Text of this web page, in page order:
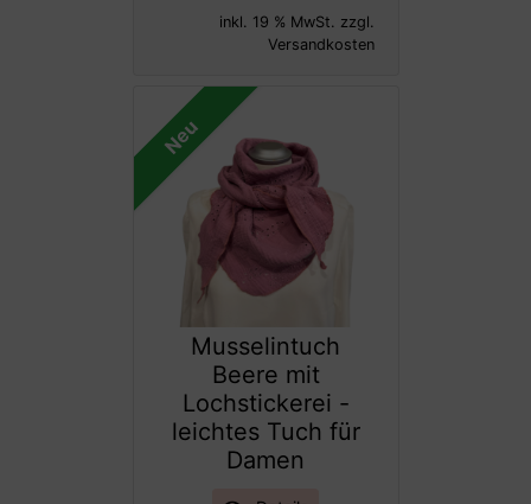
inkl. 19 % MwSt. zzgl.
Versandkosten
Neu
Musselintuch
Beere mit
Lochstickerei -
leichtes Tuch für
Damen